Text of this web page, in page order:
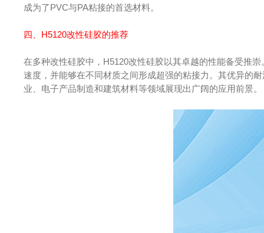
成为了PVC与PA粘接的首选材料。
四、H5120改性硅胶的推荐
在多种改性硅胶中，H5120改性硅胶以其卓越的性能备受推
速度，并能够在不同材质之间形成超强的粘接力。其优异的
业、电子产品制造和建筑材料等领域展现出广阔的应用前景。